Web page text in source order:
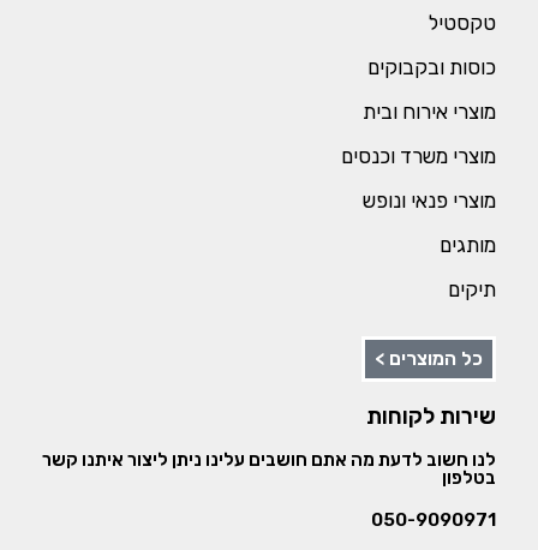
טקסטיל
כוסות ובקבוקים
מוצרי אירוח ובית
מוצרי משרד וכנסים
מוצרי פנאי ונופש
מותגים
תיקים
כל המוצרים >
שירות לקוחות
לנו חשוב לדעת מה אתם חושבים עלינו ניתן ליצור איתנו קשר
בטלפון
050-9090971